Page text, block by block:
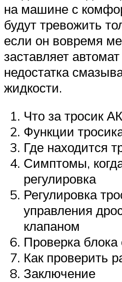
на машине с
будут тревожить
если он вовремя
заставляет
недостатка
жидкости.
Что за тросик
Функции
Где находится
Симптомы,
регулировка
Регулировка
управления
клапаном
Проверка
Как проверить
Заключение